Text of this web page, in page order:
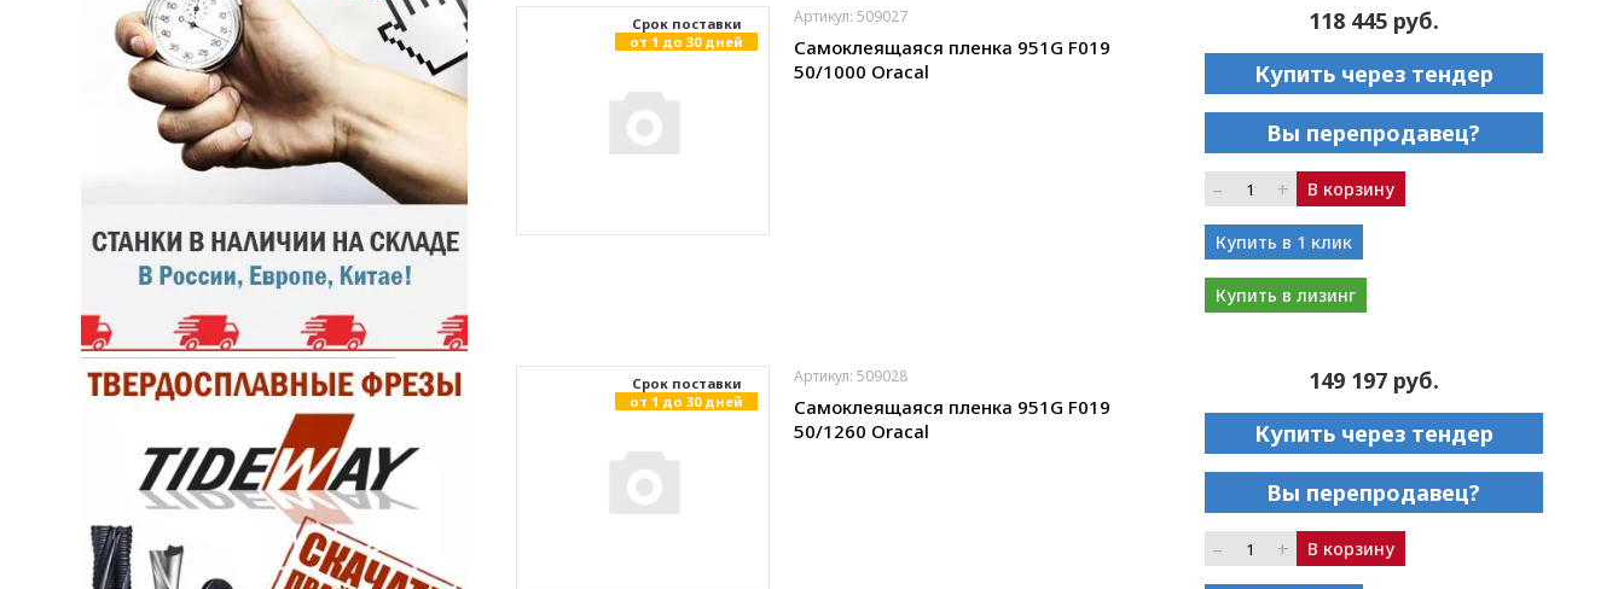
Cрок поставки
от 1 до 30 дней
Артикул: 509027
Самоклеящаяся пленка 951G F019
50/1000 Oracal
118 445 руб.
Купить через тендер
Вы перепродавец?
– + В корзину
Купить в 1 клик
Купить в лизинг
Cрок поставки
от 1 до 30 дней
Артикул: 509028
Самоклеящаяся пленка 951G F019
50/1260 Oracal
149 197 руб.
Купить через тендер
Вы перепродавец?
– + В корзину